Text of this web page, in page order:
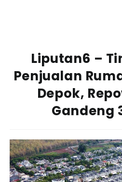
Liputan6 –
Penjualan
Depok,
Gandeng